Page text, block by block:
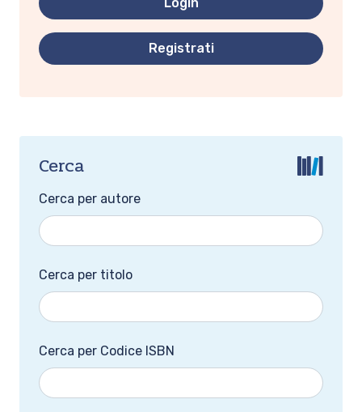
Registrati
Cerca
Cerca per autore
Cerca per titolo
Cerca per Codice ISBN